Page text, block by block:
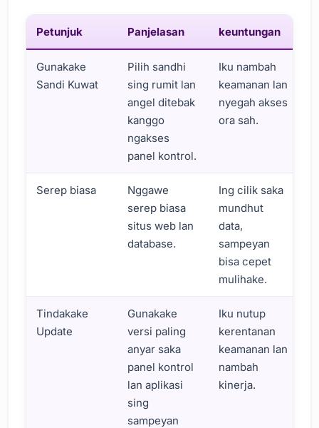
Petunjuk Panjelasan keuntungan
Gunakake
Sandi Kuwat
Pilih sandhi
sing rumit lan
angel ditebak
kanggo
ngakses
panel kontrol.
Iku nambah
keamanan lan
nyegah akses
ora sah.
Serep biasa
Nggawe
serep biasa
situs web lan
database.
Ing cilik saka
mundhut
data,
sampeyan
bisa cepet
mulihake.
Tindakake
Update
Gunakake
versi paling
anyar saka
panel kontrol
lan aplikasi
sing
sampeyan
Iku nutup
kerentanan
keamanan lan
nambah
kinerja.